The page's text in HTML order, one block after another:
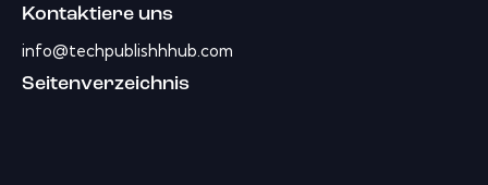
Kontaktiere uns
info@techpublishhhub.com
Seitenverzeichnis